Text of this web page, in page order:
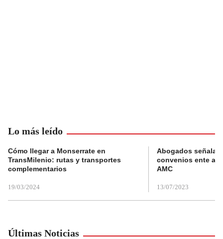
Lo más leído
Cómo llegar a Monserrate en
TransMilenio: rutas y transportes
complementarios
19/03/2024
Abogados
convenios ente
AMC
13/07/2023
Últimas Noticias